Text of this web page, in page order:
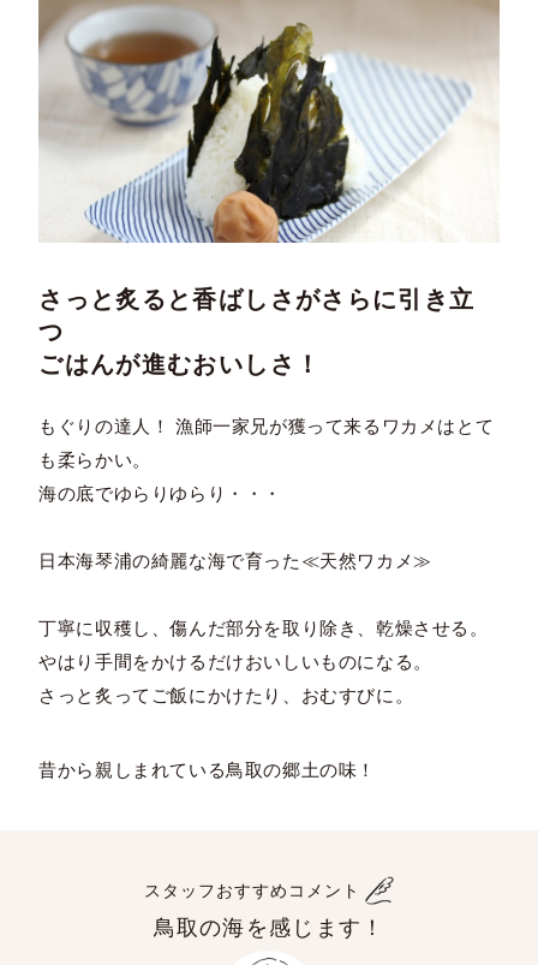
さっと炙ると香ばしさがさらに引き立
つ
ごはんが進むおいしさ！
もぐりの達人！ 漁師一家兄が獲って来るワカメはとて
も柔らかい。
海の底でゆらりゆらり・・・
日本海琴浦の綺麗な海で育った≪天然ワカメ≫
丁寧に収穫し、傷んだ部分を取り除き、乾燥させる。
やはり手間をかけるだけおいしいものになる。
さっと炙ってご飯にかけたり、おむすびに。
昔から親しまれている鳥取の郷土の味！
スタッフおすすめコメント
鳥取の海を感じます！